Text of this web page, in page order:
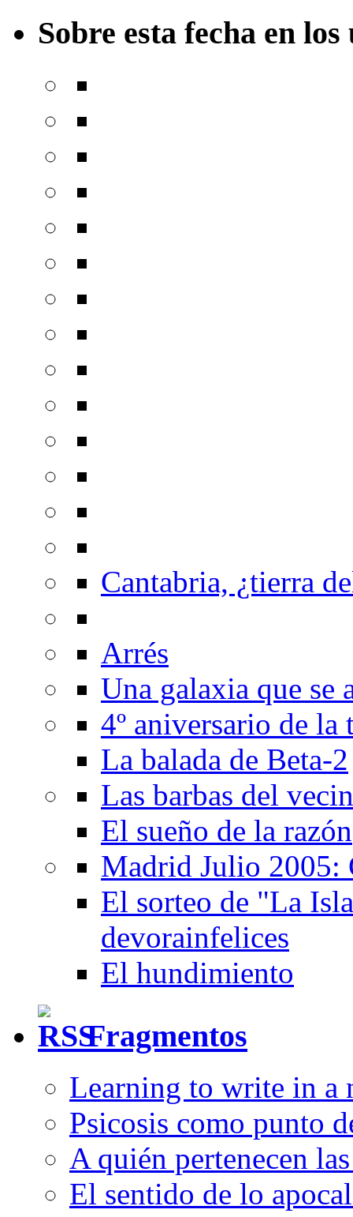
Sobre esta fecha en
Cantabria, ¿tierra
Arrés
Una galaxia que se
4º aniversario de
La balada de Beta-2
Las barbas del
El sueño de la razón
Madrid Julio 2005:
El sorteo de "La
devorainfelices
El hundimiento
Fragmentos
Learning to write in a
Psicosis como punto
A quién pertenecen
El sentido de lo